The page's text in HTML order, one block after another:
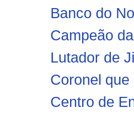
Banco do
Campeão
Lutador de
Coronel
Centro de